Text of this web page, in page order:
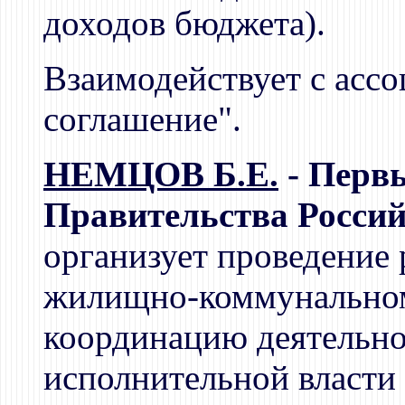
доходов бюджета).
Взаимодействует с
соглашение".
НЕМЦОВ Б.Е. -
Правительства
организует
жилищно-
координацию
исполнительной